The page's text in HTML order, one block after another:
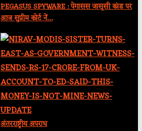
PEGASUS SPYWARE : पेगासस जासूसी कांड पर
आज सुप्रीम कोर्ट नें…
अंतरराष्ट्रीय अपराध